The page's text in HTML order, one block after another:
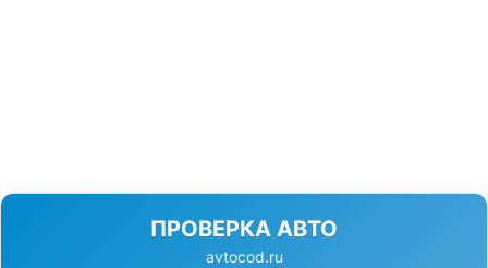
ПРОВЕРКА АВТО
avtocod.ru